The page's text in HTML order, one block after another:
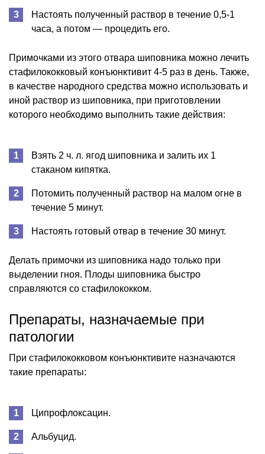
Настоять полученный раствор в течение 0,5-1
часа, а потом — процедить его.
Примочками из этого отвара шиповника можно лечить
стафилококковый конъюнктивит 4-5 раз в день. Также,
в качестве народного средства можно использовать и
иной раствор из шиповника, при приготовлении
которого необходимо выполнить такие действия:
Взять 2 ч. л. ягод шиповника и залить их 1
стаканом кипятка.
Потомить полученный раствор на малом огне в
течение 5 минут.
Настоять готовый отвар в течение 30 минут.
Делать примочки из шиповника надо только при
выделении гноя. Плоды шиповника быстро
справляются со стафилококком.
Препараты, назначаемые при
патологии
При стафилококковом конъюнктивите назначаются
такие препараты:
Ципрофлоксацин.
Альбуцид.